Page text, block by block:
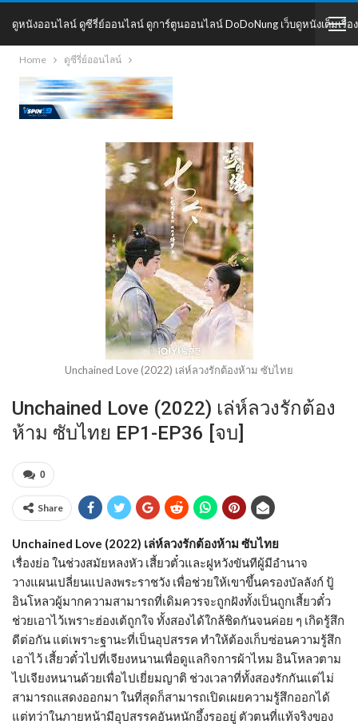
ดูหนังออนไลน์ ดูซีรี่ย์ออนไลน์ ดูการ์ตูนออนไลน์ DoDoNung เว็บดูหนังเต็มเรื่อง
DoDoNung
Home ดูซีรี่ย์ออนไลน์
Unchained Love (2022) เล่ห์ลวงรักต้องห้าม ซับไทย
Unchained Love (2022) เล่ห์ลวงรักต้อง
ห้าม ซับไทย EP1-EP36 [จบ]
0
Share
Unchained Love (2022) เล่ห์ลวงรักต้องห้าม ซับไทย
เรื่องย่อ ในช่วงสมัยหลงหัว เสี้ยวตั๋วและฝูหวังขันทีผู้มีอำนาจ
วางแผนเปลี่ยนแปลงพระราชวัง เพื่อช่วยให้เขาขึ้นครองบัลลังก์ ปู้
อินโหลวผู้มากความสามารถที่เดิมควรจะถูกฝังทั้งเป็นถูกเสี้ยวตั๋ว
ช่วยเอาไว้เพราะฮ่องเต้ถูกใจ ทั้งสองได้ใกล้ชิดกันจนค่อย ๆ เกิดรู้สึก
ดีต่อกัน แต่เพราะฐานะที่เป็นอุปสรรค ทำให้ต้องเก็บซ่อนความรู้สึก
เอาไว้ เสี้ยวตั๋วไปที่เจียงหนานเพื่อดูแลกิจการผ้าไหม อินโหลวตาม
ไปเจียงหนานด้วยเพื่อไปเยี่ยมญาติ ช่วงเวลาที่ทั้งสองรักกันแต่ไม่
สามารถแสดงออกมา ในที่สุดก็สามารถเปิดเผยความรู้สึกออกได้
แต่ทว่าในภายหน้ามีอุปสรรคอันหนักอึ้งรออยู่ ตัวตนที่แท้จริงของ